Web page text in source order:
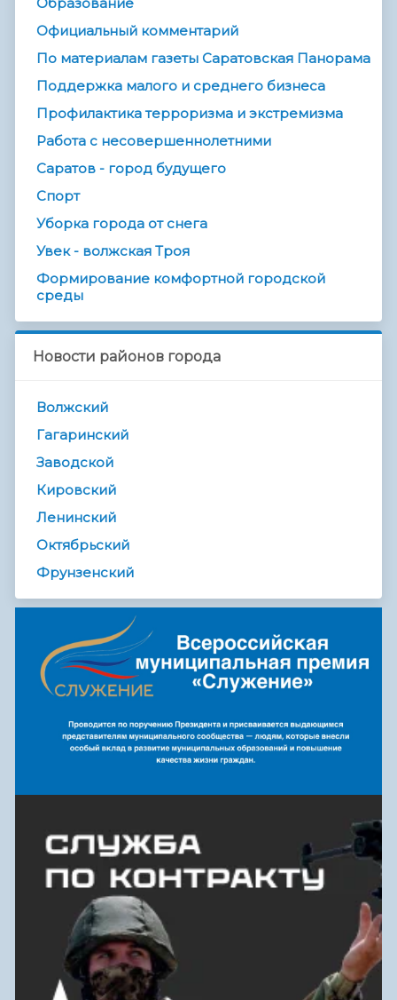
Официальный комментарий
По материалам газеты Саратовская Панорама
Поддержка малого и среднего бизнеса
Профилактика терроризма и экстремизма
Работа с несовершеннолетними
Саратов - город будущего
Спорт
Уборка города от снега
Увек - волжская Троя
Формирование комфортной городской
среды
Новости районов города
Волжский
Гагаринский
Заводской
Кировский
Ленинский
Октябрьский
Фрунзенский